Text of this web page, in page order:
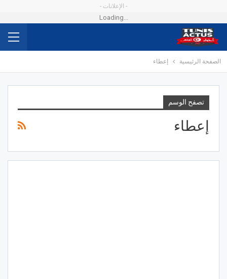
- الإعلانات -
Loading...
الصفحة الرئيسية إعطاء
تصفح الوسم
إعطاء